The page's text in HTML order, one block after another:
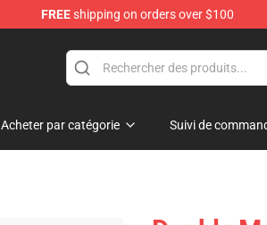
FREEshipping on orders over $100
Acheter par catégorie Suivi de